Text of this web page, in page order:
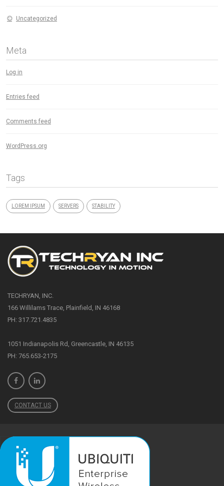
Uncategorized
Meta
Log in
Entries feed
Comments feed
WordPress.org
Tags
LOREM IPSUM SERVERS STABILITY
TECHRYAN, INC.
166 Willilams Trace, Plainfield, IN 46168
PH: 317.721.4835
1051 Indianapolis Rd, Greencastle, IN 46135
PH: 765.653-2175
CONTACT US